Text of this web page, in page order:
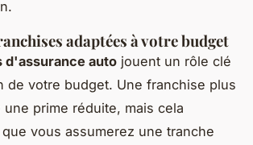
adaptées à votre budget
d'assurance auto jouent un rôle clé
de votre budget. Une franchise plus
prime réduite, mais cela
vous assumerez une tranche